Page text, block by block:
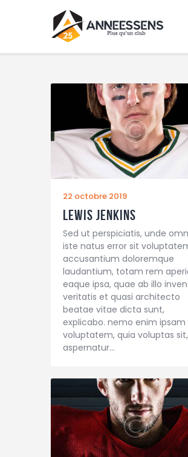
Evenements
Contacts
22 octobre 2019
Lewis Jenkins
Sed ut perspiciatis, unde
iste natus error sit
accusantium doloremque
laudantium, totam rem
eaque ipsa, quae ab illo
veritatis et quasi architecto
beatae vitae dicta sunt,
explicabo. nemo enim ipsam
voluptatem, quia voluptas sit,
aspernatur…